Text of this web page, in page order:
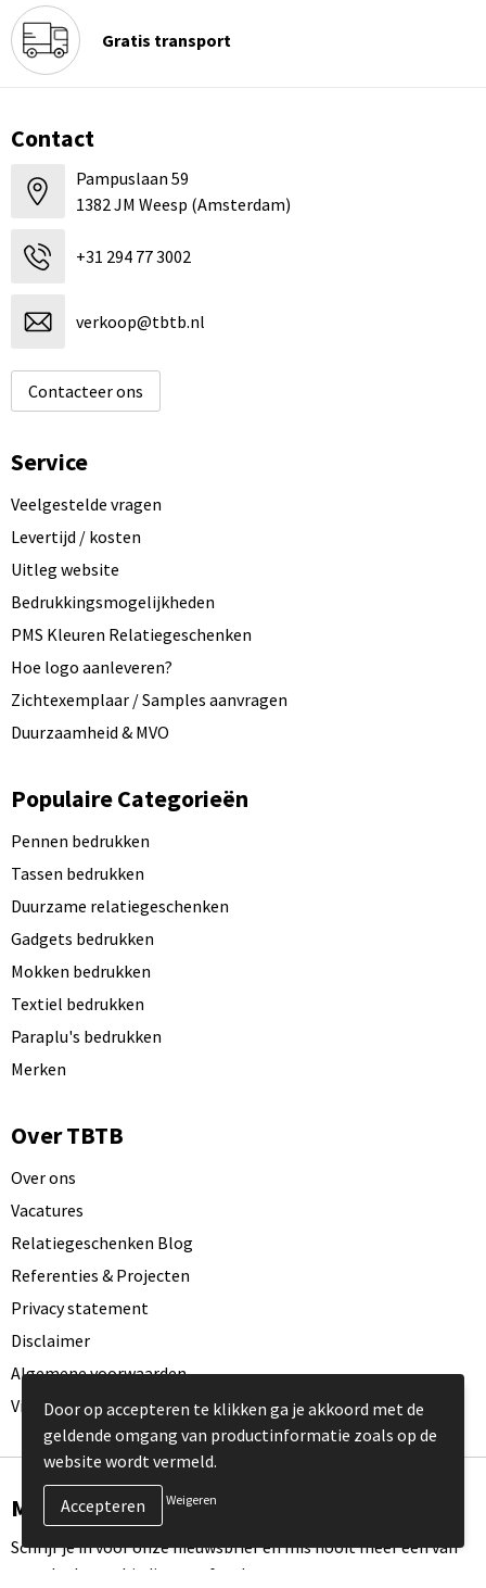
Gratis transport
Contact
Pampuslaan 59
1382 JM Weesp (Amsterdam)
+31 294 77 3002
verkoop@tbtb.nl
Contacteer ons
Service
Veelgestelde vragen
Levertijd / kosten
Uitleg website
Bedrukkingsmogelijkheden
PMS Kleuren Relatiegeschenken
Hoe logo aanleveren?
Zichtexemplaar / Samples aanvragen
Duurzaamheid & MVO
Populaire Categorieën
Pennen bedrukken
Tassen bedrukken
Duurzame relatiegeschenken
Gadgets bedrukken
Mokken bedrukken
Textiel bedrukken
Paraplu's bedrukken
Merken
Over TBTB
Over ons
Vacatures
Relatiegeschenken Blog
Referenties & Projecten
Privacy statement
Disclaimer
Algemene voorwaarden
Visit our EU website
Meld je aan voor onze nieuwsbrief
Schrijf je in voor onze nieuwsbrief en mis nooit meer één van
onze leuke aanbiedingen of updates.
Door op accepteren te klikken ga je akkoord met de
geldende omgang van productinformatie zoals op de
website wordt vermeld.
Weigeren